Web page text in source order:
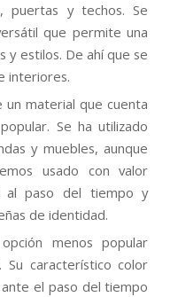
puertas y techos. Se
que permite una
y estilos. De ahí que se
interiores.
un material que cuenta
Se ha utilizado
y muebles, aunque
usado con valor
al paso del tiempo y
de identidad.
menos popular
característico color
el paso del tiempo